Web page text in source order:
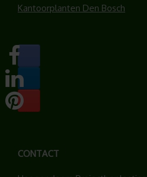
Kantoorplanten Den Bosch
CONTACT